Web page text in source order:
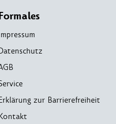
zur Barrierefreiheit